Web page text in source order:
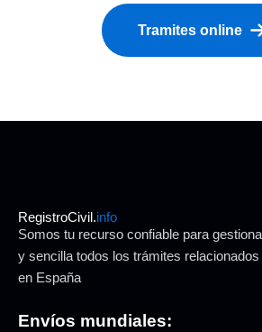
Tramites online
RegistroCivil.info
Somos tu recurso confiable para
y sencilla todos los trámites
en España
Envíos mundiales: